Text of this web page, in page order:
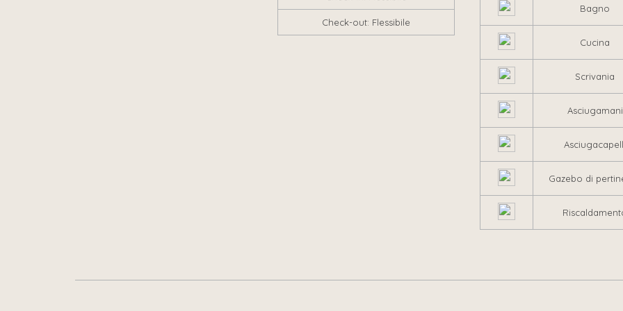
Check-out: Flessibile
Bagno
Cucina
Scrivania
Asciugamani
Gazebo di